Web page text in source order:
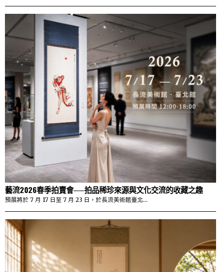
藝流2026春季拍賣會──拍品稀珍來源與文化交流的收藏之趣
預展將於 7 月 17 日至 7 月 23 日，於長流美術館臺北…